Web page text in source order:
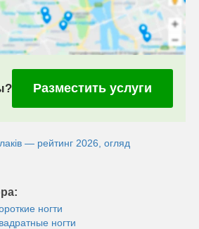
Разместить услуги
— рейтинг 2026, огляд
ногти
ногти